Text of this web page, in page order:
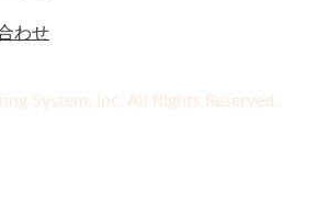
わせ
System, Inc. All Rights Reserved.